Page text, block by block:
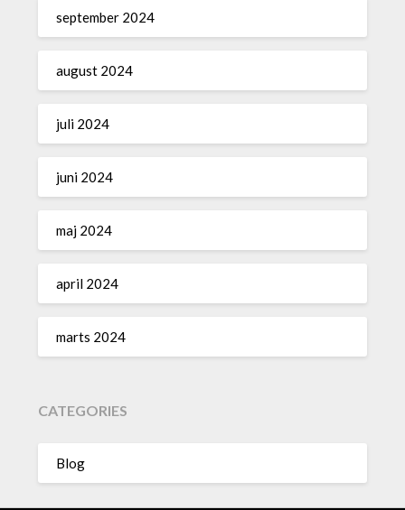
september 2024
august 2024
juli 2024
juni 2024
maj 2024
april 2024
marts 2024
CATEGORIES
Blog